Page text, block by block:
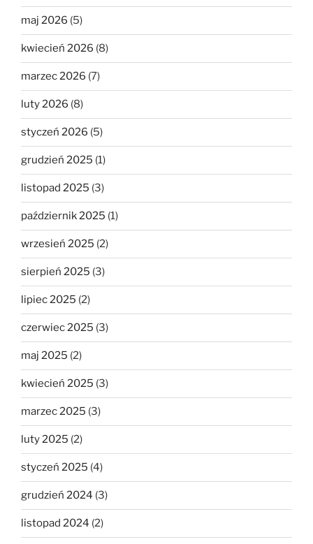
maj 2026 (5)
kwiecień 2026 (8)
marzec 2026 (7)
luty 2026 (8)
styczeń 2026 (5)
grudzień 2025 (1)
listopad 2025 (3)
październik 2025 (1)
wrzesień 2025 (2)
sierpień 2025 (3)
lipiec 2025 (2)
czerwiec 2025 (3)
maj 2025 (2)
kwiecień 2025 (3)
marzec 2025 (3)
luty 2025 (2)
styczeń 2025 (4)
grudzień 2024 (3)
listopad 2024 (2)